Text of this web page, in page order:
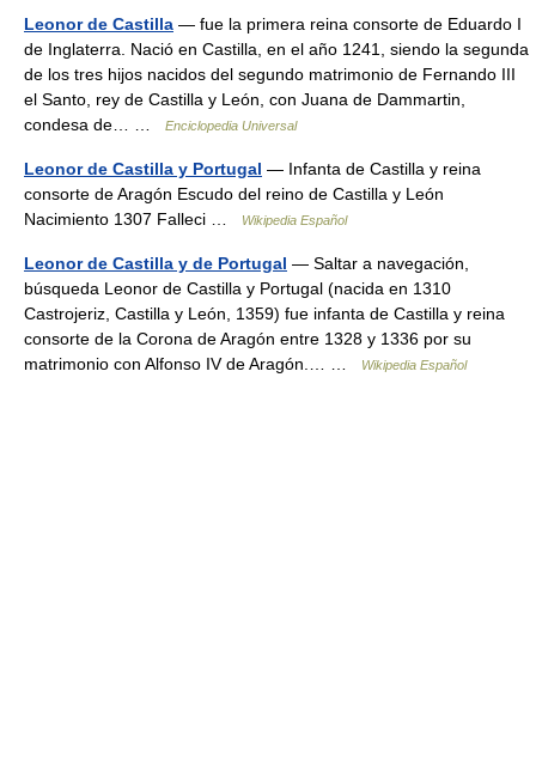
Leonor de Castilla — fue la primera reina consorte de Eduardo I
de Inglaterra. Nació en Castilla, en el año 1241, siendo la segunda
de los tres hijos nacidos del segundo matrimonio de Fernando III
el Santo, rey de Castilla y León, con Juana de Dammartin,
condesa de… …
Enciclopedia Universal
Leonor de Castilla y Portugal — Infanta de Castilla y reina
consorte de Aragón Escudo del reino de Castilla y León
Nacimiento 1307 Falleci …
Wikipedia Español
Leonor de Castilla y de Portugal — Saltar a navegación,
búsqueda Leonor de Castilla y Portugal (nacida en 1310
Castrojeriz, Castilla y León, 1359) fue infanta de Castilla y reina
consorte de la Corona de Aragón entre 1328 y 1336 por su
matrimonio con Alfonso IV de Aragón.… …
Wikipedia Español